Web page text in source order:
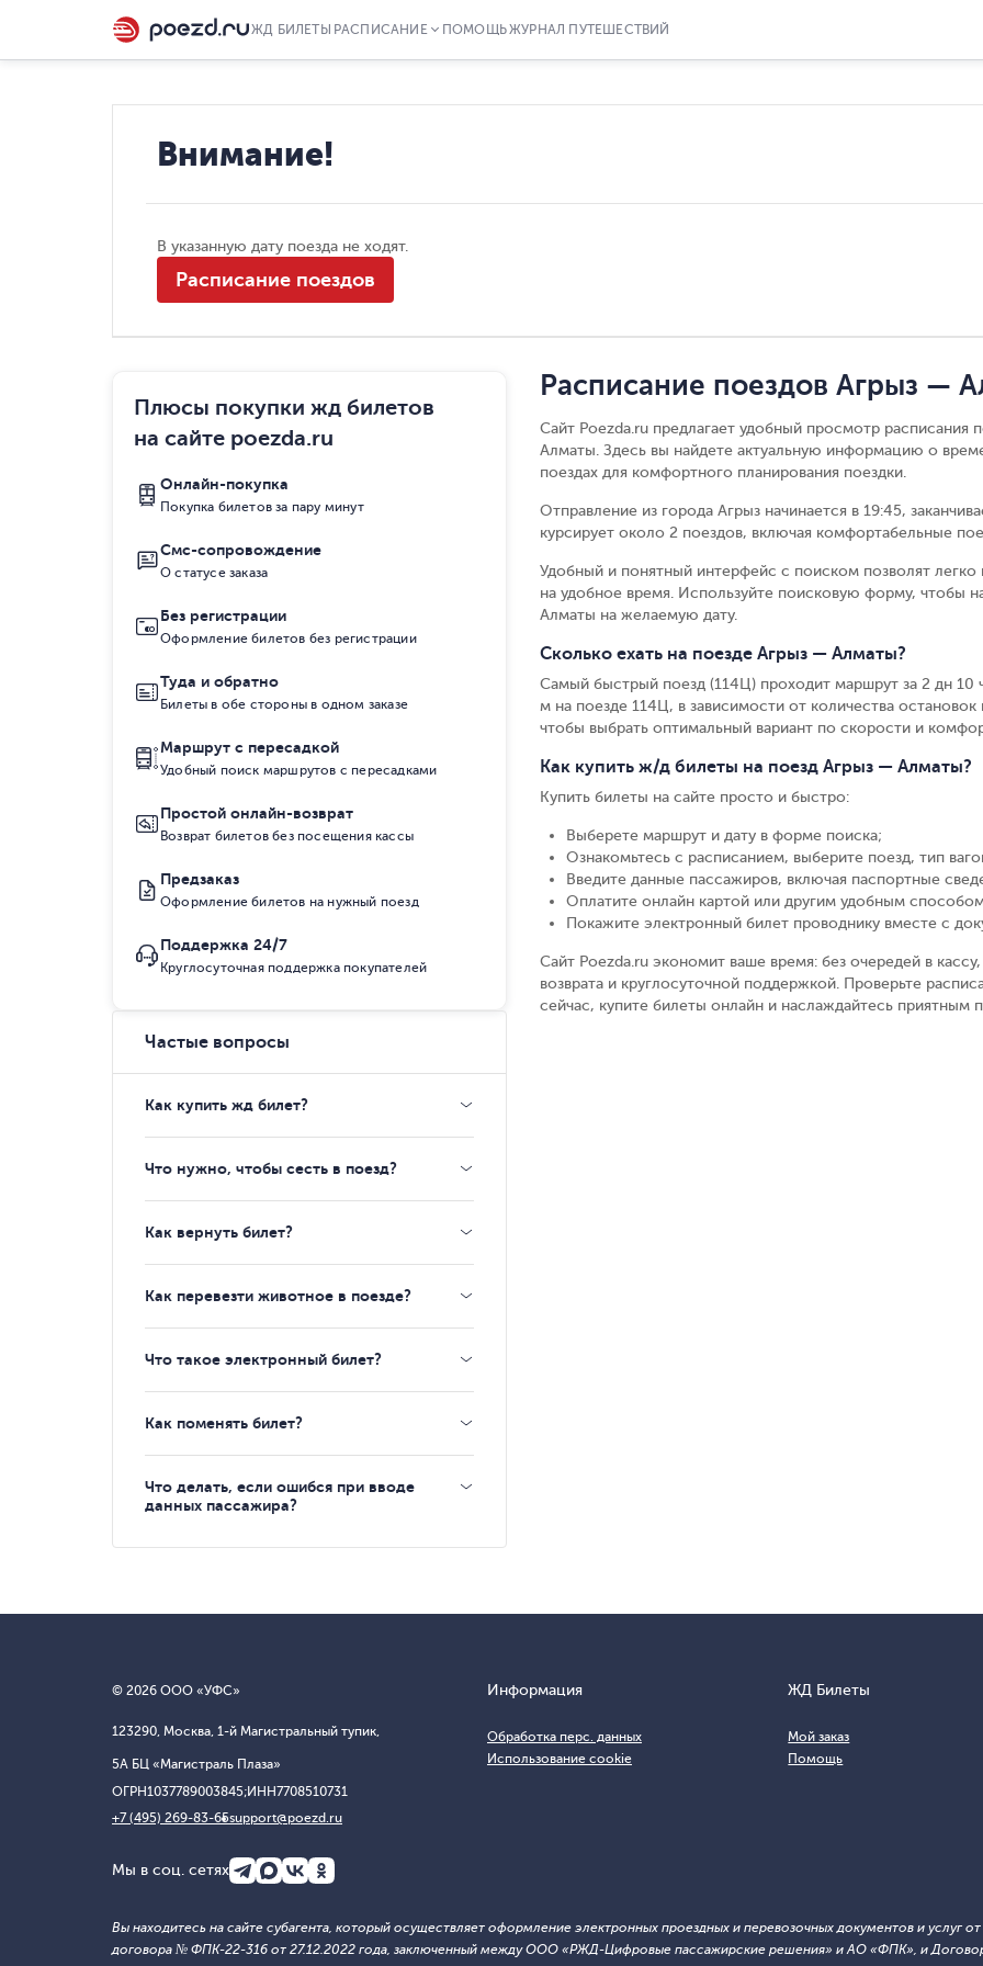
ЖД БИЛЕТЫ РАСПИСАНИЕ ПОМОЩЬЖУРНАЛ ПУТЕШЕСТВИЙ
Внимание!
В указанную дату поезда не ходят.
Расписание поездов
Расписание поездов Агрыз —
Сайт Poezda.ru предлагает удобный просмотр
Алматы. Здесь вы найдете актуальную информацию о
поездах для комфортного планирования поездки.
Отправление из города Агрыз начинается в 19:45,
курсирует около 2 поездов, включая комфортабельные
Удобный и понятный интерфейс с поиском позволят
на удобное время. Используйте поисковую форму, чтобы
Алматы на желаемую дату.
Сколько ехать на поезде Агрыз — Алматы?
Самый быстрый поезд (114Ц) проходит маршрут за 2 дн
м на поезде 114Ц, в зависимости от количества
чтобы выбрать оптимальный вариант по скорости и
Как купить ж/д билеты на поезд Агрыз — Алматы?
Купить билеты на сайте просто и быстро:
Выберете маршрут и дату в форме поиска;
Ознакомьтесь с расписанием, выберите поезд, тип
Введите данные пассажиров, включая паспортные
Оплатите онлайн картой или другим удобным
Покажите электронный билет проводнику вместе с
Сайт Poezda.ru экономит ваше время: без очередей в
возврата и круглосуточной поддержкой. Проверьте
сейчас, купите билеты онлайн и наслаждайтесь приятным
Плюсы покупки жд билетов
на сайте poezda.ru
Онлайн-покупка
Покупка билетов за пару минут
Смс-сопровождение
О статусе заказа
Без регистрации
Оформление билетов без регистрации
Туда и обратно
Билеты в обе стороны в одном заказе
Маршрут с пересадкой
Удобный поиск маршрутов с пересадками
Простой онлайн-возврат
Возврат билетов без посещения кассы
Предзаказ
Оформление билетов на нужный поезд
Поддержка 24/7
Круглосуточная поддержка покупателей
Частые вопросы
Как купить жд билет?
Что нужно, чтобы сесть в поезд?
Как вернуть билет?
Как перевезти животное в поезде?
Что такое электронный билет?
Как поменять билет?
Что делать, если ошибся при вводе
данных пассажира?
© 2026 ООО «УФС»
123290, Москва, 1-й Магистральный тупик,
5А БЦ «Магистраль Плаза»
ОГРН1037789003845;ИНН7708510731
+7 (495) 269-83-65support@poezd.ru
Информация
Обработка перс. данных
Использование cookie
ЖД Билеты
Мой заказ
Помощь
Мы в соц. сетях
Вы находитесь на сайте субагента, который осуществляет оформление электронных проездных и перевозочных документов и услуг
договора № ФПК-22-316 от 27.12.2022 года, заключенный между ООО «РЖД-Цифровые пассажирские решения» и АО «ФПК», и